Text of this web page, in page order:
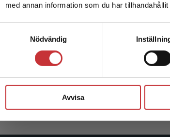
med annan information som du har
Nödvändig
Avvisa
Hållbarhet och
förskolan
323 krinkl. moms
Exkl. moms: 305 kr